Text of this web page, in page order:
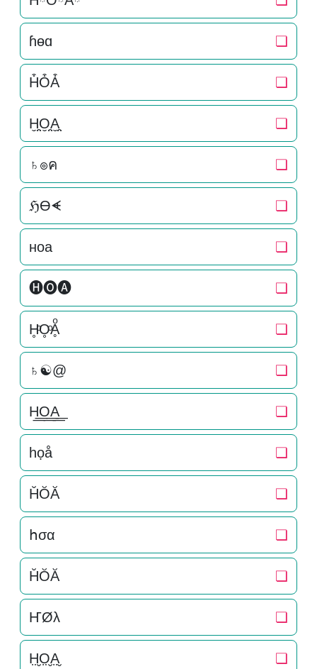
ɦɵɑ ❏
H͒O͒A͒ ❏
H̬̤̯O̬̤̯A̬̤̯ ❏
♄๏ค ❏
ℌƟᗛ ❏
нoa ❏
🅗🅞🅐 ❏
H̥ͦO̥ͦḀͦ ❏
♄☯@ ❏
H͟͟O͟͟A͟͟ ❏
һọå ❏
H̆ŎĂ ❏
հσα ❏
H̆ŎĂ ❏
ҤØλ ❏
H̤̮O̤̮A̤̮ ❏